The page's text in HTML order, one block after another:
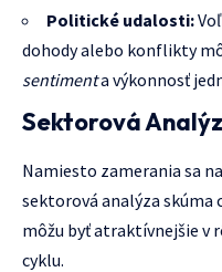
Politické udalosti:
dohody alebo konflikty
sentimenta výkonnosť
Sektorová
Namiesto zamerania sa
sektorová analýza skúma
môžu byť atraktívnejšie v
cyklu.